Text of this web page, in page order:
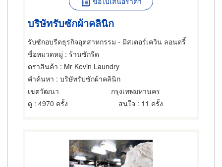
บริษัทรับซักผ้าคลินิก
รับซักอบรีดธุรกิจอุตสาหกรรม - มิสเตอร์เควิน ลอนดรี้
ชื่อหมวดหมู่ : ร้านซักรีด
ตราสินค้า : Mr Kevin Laundry
คำค้นหา : บริษัทรับซักผ้าคลินิก
เขตวัฒนา
กรุงเทพมหานคร
ดู : 4970 ครั้ง สนใจ : 11 ครั้ง